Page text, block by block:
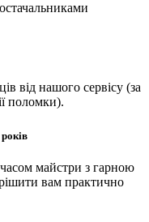
від нашого сервісу (за
поломки).
часом майстри з гарною
вам практично